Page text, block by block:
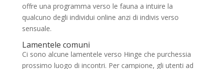
offre una programma verso le fauna a intuire la
qualcuno degli individui online anzi di indivis verso
sensuale.
Lamentele comuni
Ci sono alcune lamentele verso Hinge che purchessia
prossimo luogo di incontri. Per campione, gli utenti ad